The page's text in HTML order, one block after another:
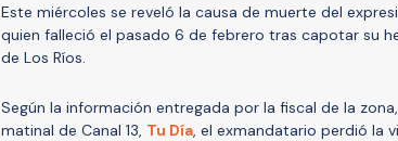
Este miércoles se reveló la causa de muerte del
quien falleció el pasado 6 de febrero tras capotar su
de Los Ríos.
Según la información entregada por la fiscal de la
matinal de Canal 13, Tu Día, el exmandatario perdió la